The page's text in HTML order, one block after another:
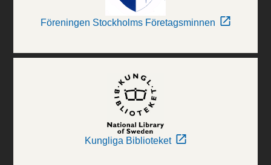
Föreningen Stockholms Företagsminnen
Kungliga Biblioteket